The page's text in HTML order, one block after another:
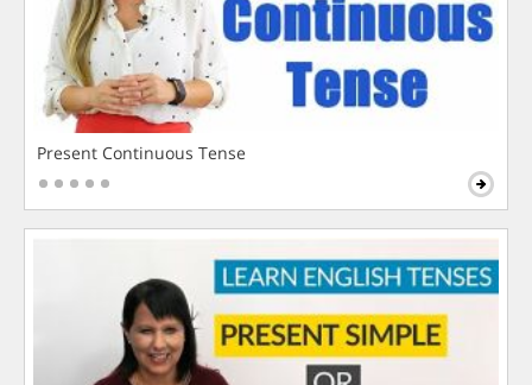
Present Continuous Tense